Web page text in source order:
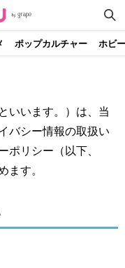
ポップカルチャー ホビー
いいます。）は、当
バシー情報の取扱い
リシー（以下、
ます。